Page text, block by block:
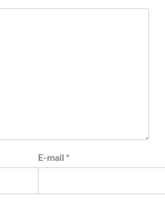
E-mail *